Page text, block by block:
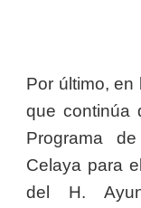
Por último, en
que continúa
Programa
Celaya para
del H.